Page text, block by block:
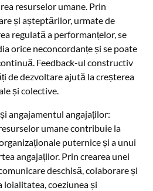
resurselor umane. Prin
și așteptărilor, urmate de
regulată a performanțelor, se
orice neconcordanțe și se poate
Feedback-ul constructiv
de dezvoltare ajută la creșterea
și colective.
angajamentul angajaților:
umane contribuie la
puternice și a unui
angajaților. Prin crearea unei
deschisă, colaborare și
loialitatea, coeziunea și